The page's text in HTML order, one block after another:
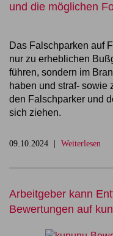
und die möglichen
Das Falschparken auf
nur zu erheblichen
führen, sondern im
haben und straf- sowie
den Falschparker und
sich ziehen.
09.10.2024 Weiterlesen
Arbeitgeber kann
Bewertungen auf